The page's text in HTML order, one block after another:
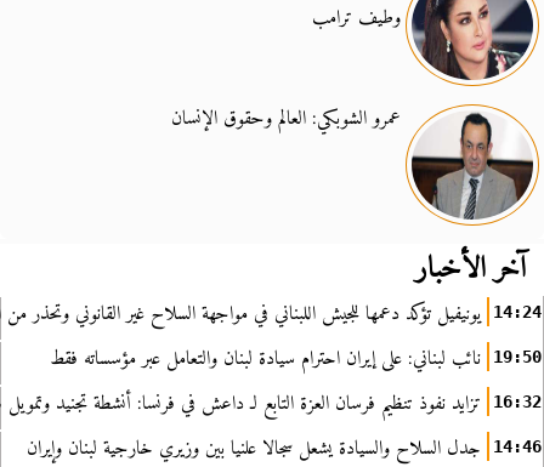
وطيف ترامب
عمرو الشوبكي: العالم وحقوق الإنسان
آخر الأخبار
14:24 يونيفيل تؤكد دعمها للجيش اللبناني في مواجهة السلاح غير القانوني وتحذر من
19:50 نائب لبناني: على إيران احترام سيادة لبنان والتعامل عبر مؤسساته فقط
16:32 تزايد نفوذ تنظيم فرسان العزة التابع لـ داعش في فرنسا: أنشطة تجنيد
14:46 جدل السلاح والسيادة يشعل سجالا علنيا بين وزيري خارجية لبنان وإيران